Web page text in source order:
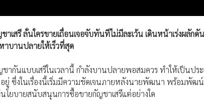
เสรี ลั่นใครขายเถื่อนเจอจับทันทีไม่มีละเว้น เดินหน้าเร่งผลัก
บานปลายให้เร็วที่สุด
ากันแบบเสรีในเวลานี้ กำลังบานปลายพอสมควร ทำให้เป็นปร
อยู่ ซึ่งในเรื่องนี้เริ่มมีความชัดเจนภายหลังนายพัฒนา พร้อมพั
โยบายสนับสนุนการซื้อขายกัญชาเสรีแต่อย่างใด